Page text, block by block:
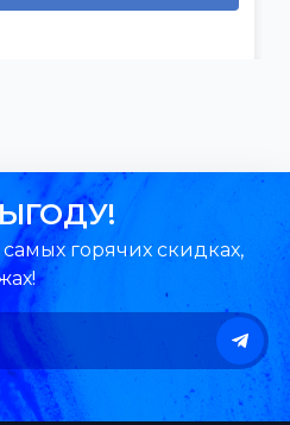
горячих скидках,